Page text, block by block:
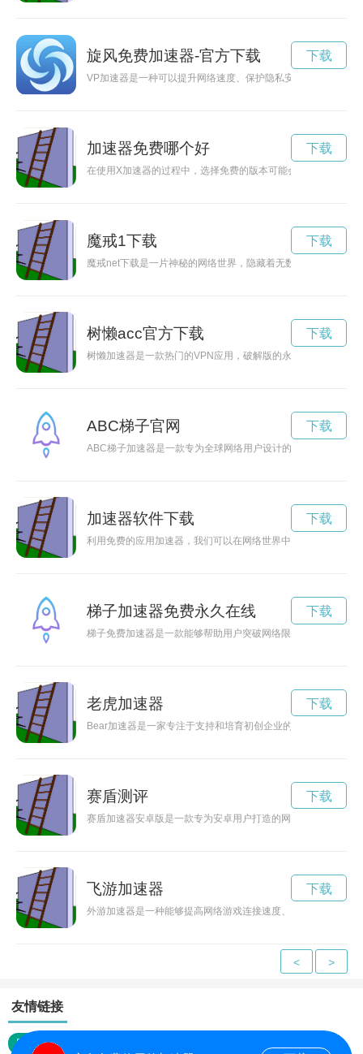
旋风免费加速器-官方下载
VP加速器是一种可以提升网络速度、保护隐私安全的工具。通
下载
加速器免费哪个好
在使用X加速器的过程中，选择免费的版本可能会限制一些功
下载
魔戒1下载
魔戒net下载是一片神秘的网络世界，隐藏着无数玄幻冒险的故
下载
树懒acc官方下载
树懒加速器是一款热门的VPN应用，破解版的永久免费版本为
下载
ABC梯子官网
ABC梯子加速器是一款专为全球网络用户设计的加速工具，能
下载
加速器软件下载
利用免费的应用加速器，我们可以在网络世界中畅行无阻，享受
下载
梯子加速器免费永久在线
梯子免费加速器是一款能够帮助用户突破网络限制、加速网络
下载
老虎加速器
Bear加速器是一家专注于支持和培育初创企业的创投机构，通
下载
赛盾测评
赛盾加速器安卓版是一款专为安卓用户打造的网络加速工具，
下载
飞游加速器
外游加速器是一种能够提高网络游戏连接速度、降低延迟、消
下载
< >
友情链接
网站地图